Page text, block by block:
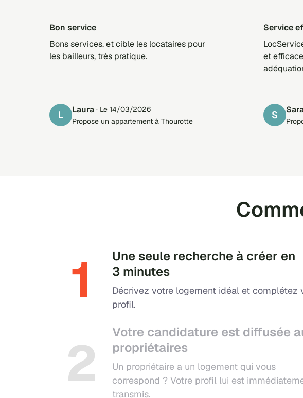
Bon service
Bons services, et cible les locataires pour
les bailleurs, très pratique.
L Laura · Le 14/03/2026
Propose un appartement à Thourotte
Service
et
S
1
Une seule recherche à créer en
3 minutes
Décrivez votre logement idéal et complétez
profil.
2
Votre candidature est diffusée
propriétaires
Un propriétaire a un logement qui vous
correspond ? Votre profil lui est
transmis.